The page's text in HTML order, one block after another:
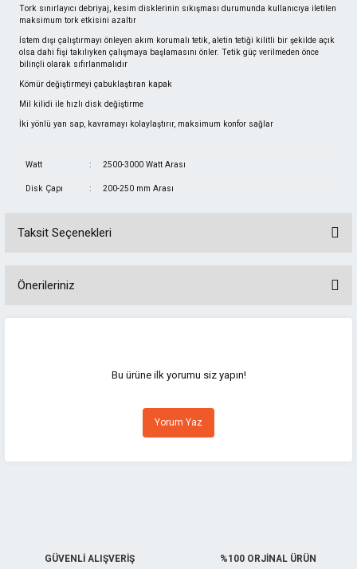
Tork sınırlayıcı debriyaj, kesim disklerinin sıkışması durumunda kullanıcıya iletilen
maksimum tork etkisini azaltır
İstem dışı çalıştırmayı önleyen akım korumalı tetik, aletin tetiği kilitli bir şekilde açık
olsa dahi fişi takılıyken çalışmaya başlamasını önler. Tetik güç verilmeden önce
bilinçli olarak sıfırlanmalıdır
Kömür değiştirmeyi çabuklaştıran kapak
Mil kilidi ile hızlı disk değiştirme
İki yönlü yan sap, kavramayı kolaylaştırır, maksimum konfor sağlar
Watt : 2500-3000 Watt Arası
Disk Çapı : 200-250 mm Arası
Taksit Seçenekleri
Önerileriniz
Görüş ve önerileriniz için teşekkür ederiz.
Ürün resmi kalitesiz, bozuk veya görüntülenemiyor.
Ürün açıklamasında eksik bilgiler bulunuyor.
Bu ürüne ilk yorumu siz yapın!
Yorum Yaz
GÜVENLİ ALIŞVERİŞ %100 ORJİNAL ÜRÜN